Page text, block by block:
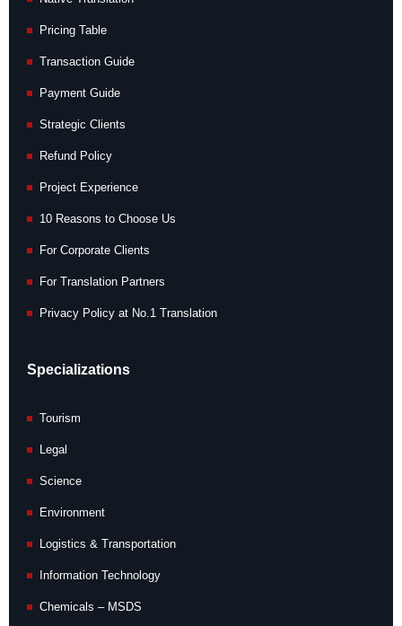
Pricing Table
Transaction Guide
Payment Guide
Strategic Clients
Refund Policy
Project Experience
10 Reasons to Choose Us
For Corporate Clients
For Translation Partners
Privacy Policy at No.1 Translation
Specializations
Tourism
Legal
Science
Environment
Logistics & Transportation
Information Technology
Chemicals – MSDS